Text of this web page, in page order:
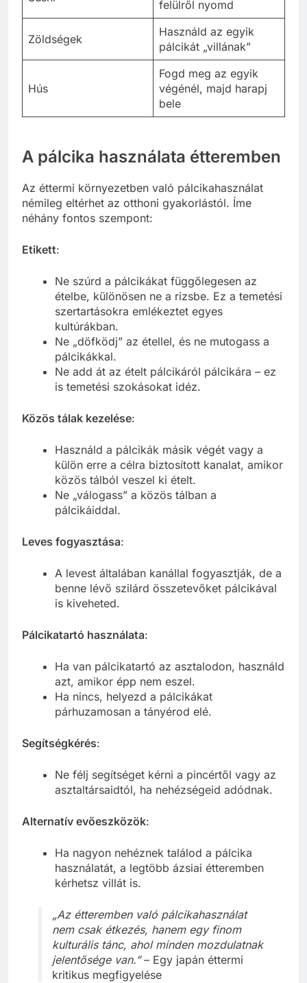
felülről nyomd
Zöldségek
Használd az egyik
pálcikát „villának”
Hús
Fogd meg az egyik
végénél, majd harapj
bele
A pálcika használata étteremben
Az éttermi környezetben való pálcikahasználat
némileg eltérhet az otthoni gyakorlástól. Íme
néhány fontos szempont:
Etikett:
Ne szúrd a pálcikákat függőlegesen az
ételbe, különösen ne a rizsbe. Ez a temetési
szertartásokra emlékeztet egyes
kultúrákban.
Ne „döfködj” az étellel, és ne mutogass a
pálcikákkal.
Ne add át az ételt pálcikáról pálcikára – ez
is temetési szokásokat idéz.
Közös tálak kezelése:
Használd a pálcikák másik végét vagy a
külön erre a célra biztosított kanalat, amikor
közös tálból veszel ki ételt.
Ne „válogass” a közös tálban a
pálcikáiddal.
Leves fogyasztása:
A levest általában kanállal fogyasztják, de a
benne lévő szilárd összetevőket pálcikával
is kiveheted.
Pálcikatartó használata:
Ha van pálcikatartó az asztalodon, használd
azt, amikor épp nem eszel.
Ha nincs, helyezd a pálcikákat
párhuzamosan a tányérod elé.
Segítségkérés:
Ne félj segítséget kérni a pincértől vagy az
asztaltársaidtól, ha nehézségeid adódnak.
Alternatív evőeszközök:
Ha nagyon nehéznek találod a pálcika
használatát, a legtöbb ázsiai étteremben
kérhetsz villát is.
„Az étteremben való pálcikahasználat
nem csak étkezés, hanem egy finom
kulturális tánc, ahol minden mozdulatnak
jelentősége van.”– Egy japán éttermi
kritikus megfigyelése